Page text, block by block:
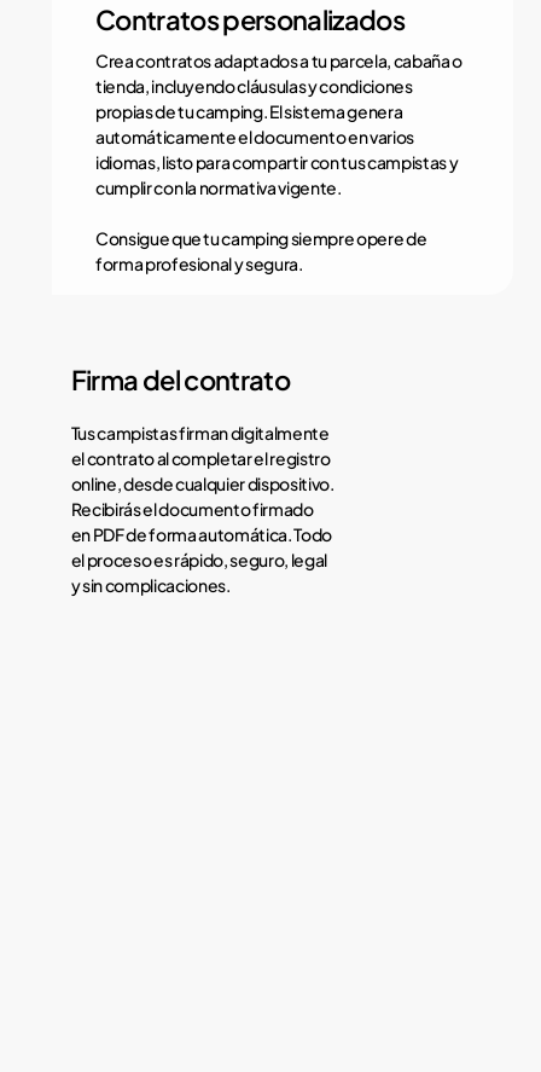
Contratos personalizados
Crea contratos adaptados a tu parcela, cabaña o
tienda, incluyendo cláusulas y condiciones
propias de tu camping. El sistema genera
automáticamente el documento en varios
idiomas, listo para compartir con tus campistas y
cumplir con la normativa vigente.
Consigue que tu camping siempre opere de
forma profesional y segura.
Firma del contrato
Tus campistas firman digitalmente
el contrato al completar el registro
online, desde cualquier dispositivo.
Recibirás el documento firmado
en PDF de forma automática. Todo
el proceso es rápido, seguro, legal
y sin complicaciones.